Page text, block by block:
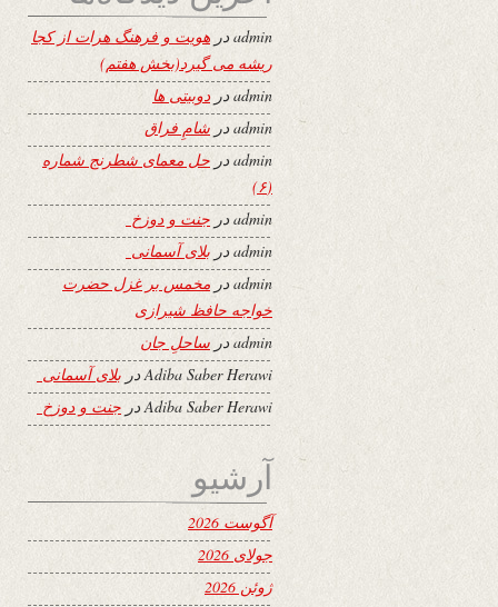
adminدر هویت و فرهنگ هرات از کجا
ریشه می گیرد(بخش هفتم)
admin دردوبیتی ها
adminدر شامِ فراق
adminدر حل معمای شطرنج شماره
(۶)
adminدر جنت و دوزخ
adminدر بلای آسمانی
adminدر مخمس بر غزل حضرت
خواجه حافظ شیرازی
adminدر ساحلِ جان
Adiba Saber Herawiدر بلای آسمانی
Adiba Saber Herawiدر جنت و دوزخ
آرشیو
آگوست 2026
جولای 2026
ژوئن 2026